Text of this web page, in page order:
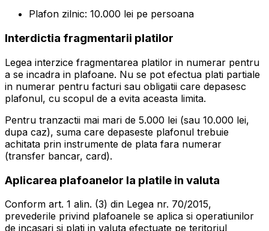
Plafon zilnic: 10.000 lei pe persoana
Interdictia fragmentarii platilor
Legea interzice fragmentarea platilor in numerar pentru
a se incadra in plafoane. Nu se pot efectua plati partiale
in numerar pentru facturi sau obligatii care depasesc
plafonul, cu scopul de a evita aceasta limita.
Pentru tranzactii mai mari de 5.000 lei (sau 10.000 lei,
dupa caz), suma care depaseste plafonul trebuie
achitata prin instrumente de plata fara numerar
(transfer bancar, card).
Aplicarea plafoanelor la platile in valuta
Conform art. 1 alin. (3) din Legea nr. 70/2015,
prevederile privind plafoanele se aplica si operatiunilor
de incasari si plati in valuta efectuate pe teritoriul